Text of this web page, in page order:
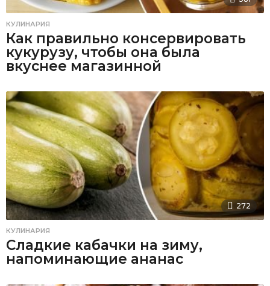
КУЛИНАРИЯ
Как правильно консервировать
кукурузу, чтобы она была
вкуснее магазинной
272
КУЛИНАРИЯ
Сладкие кабачки на зиму,
напоминающие ананас